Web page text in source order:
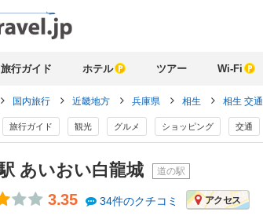
旅行ガイド ホテル ツアー Wi-Fi
国内旅行 近畿地方 兵庫県 相生 相生 交通
旅行ガイド 観光 グルメ ショッピング 交通
あいおい白龍城 道の駅
3.35 34件のクチコミ アクセス